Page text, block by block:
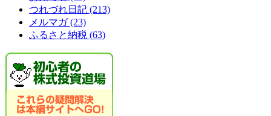
つれづれ日記 (213)
メルマガ(23)
ふるさと納税 (63)